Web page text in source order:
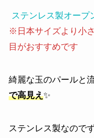
ステンレス製オー
※日本サイズより小
目がおすすめです
綺麗な玉のパールと
で高見え✨️
ステンレス製なので